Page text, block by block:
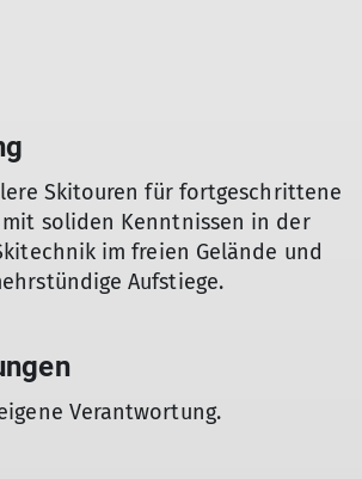
Skitouren für fortgeschrittene
soliden Kenntnissen in der
im freien Gelände und
Aufstiege.
Verantwortung.